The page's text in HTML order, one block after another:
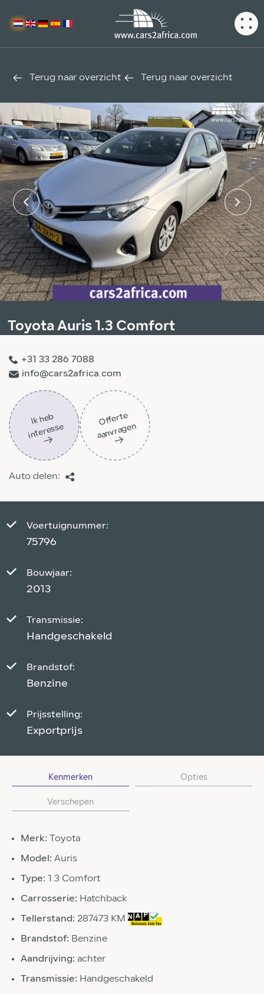
Terug naar overzicht Terug naar overzicht
Toyota Auris 1.3 Comfort
+31 33 286 7088
info@cars2africa.com
Ik
h
e
b
i
nt
er
ess
e
Off
ert
e
aa
n
vra
g
e
n
Auto delen:
Voertuignummer:
75796
Bouwjaar:
2013
Transmissie:
Handgeschakeld
Brandstof:
Benzine
Prijsstelling:
Exportprijs
Kenmerken Opties
Verschepen
Merk: Toyota
Model: Auris
Type: 1.3 Comfort
Carrosserie: Hatchback
Tellerstand: 287473 KM
Brandstof: Benzine
Aandrijving: achter
Transmissie: Handgeschakeld